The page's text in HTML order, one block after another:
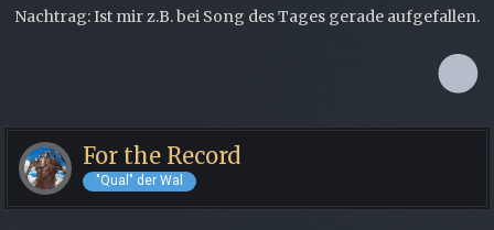
Nachtrag: Ist mir z.B. bei Song des Tages gerade aufgefallen.
For the Record
"Qual" der Wal